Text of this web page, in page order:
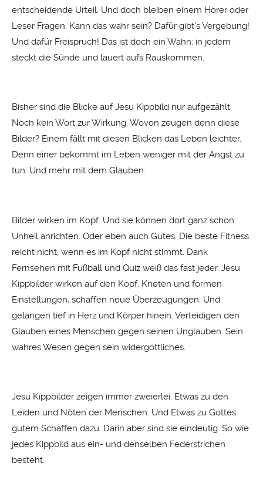
entscheidende Urteil. Und doch bleiben einem Hörer oder
Leser Fragen. Kann das wahr sein? Dafür gibt’s Vergebung!
Und dafür Freispruch! Das ist doch ein Wahn: in jedem
steckt die Sünde und lauert aufs Rauskommen.
Bisher sind die Blicke auf Jesu Kippbild nur aufgezählt.
Noch kein Wort zur Wirkung. Wovon zeugen denn diese
Bilder? Einem fällt mit diesen Blicken das Leben leichter.
Denn einer bekommt im Leben weniger mit der Angst zu
tun. Und mehr mit dem Glauben.
Bilder wirken im Kopf. Und sie können dort ganz schön
Unheil anrichten. Oder eben auch Gutes. Die beste Fitness
reicht nicht, wenn es im Kopf nicht stimmt. Dank
Fernsehen mit Fußball und Quiz weiß das fast jeder. Jesu
Kippbilder wirken auf den Kopf. Kneten und formen
Einstellungen, schaffen neue Überzeugungen. Und
gelangen tief in Herz und Körper hinein. Verteidigen den
Glauben eines Menschen gegen seinen Unglauben. Sein
wahres Wesen gegen sein widergöttliches.
Jesu Kippbilder zeigen immer zweierlei. Etwas zu den
Leiden und Nöten der Menschen. Und Etwas zu Gottes
gutem Schaffen dazu. Darin aber sind sie eindeutig. So wie
jedes Kippbild aus ein- und denselben Federstrichen
besteht.